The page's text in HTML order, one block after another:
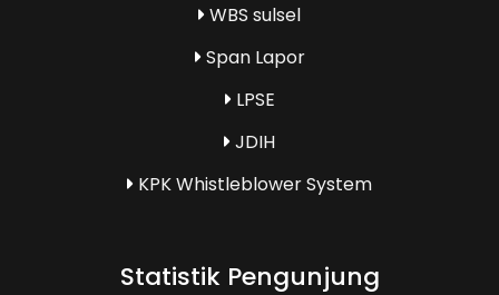
WBS sulsel
Span Lapor
LPSE
JDIH
KPK Whistleblower System
Statistik Pengunjung